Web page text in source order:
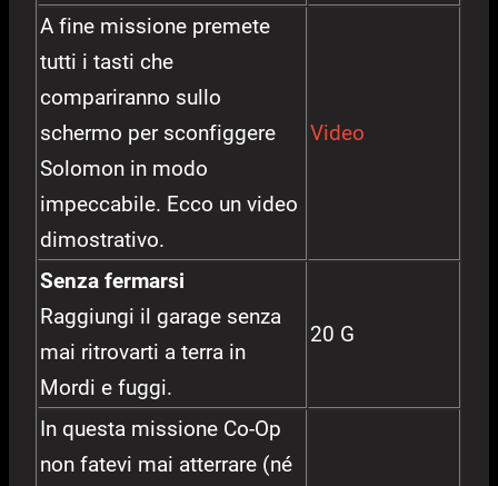
A fine missione premete
tutti i tasti che
compariranno sullo
schermo per sconfiggere
Solomon in modo
impeccabile. Ecco un video
dimostrativo.
Video
Senza fermarsi
Raggiungi il garage senza
mai ritrovarti a terra in
Mordi e fuggi.
20 G
In questa missione Co-Op
non fatevi mai atterrare (né